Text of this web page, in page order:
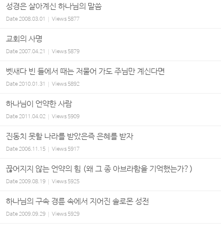
성경은 살아계신 하나님의 말씀
Date2008.03.01 Views 5877
교회의 사명
Date2007.04.21 Views 5879
벳새다 빈 들에서 때는 저물어 가도 주님만 계신다면
Date2010.01.31 Views 5892
하나님이 언약한 사람
Date2011.04.02 Views 5909
진동치 못할 나라를 받았은즉 은혜를 받자
Date2006.11.15 Views 5917
끊어지지 않는 언약의 힘 (왜 그 종 아브라함을 기억했는가?)
Date2009.08.19 Views 5925
하나님의 구속 경륜 속에서 지어진 솔로몬 성전
Date2009.09.29 Views 5929